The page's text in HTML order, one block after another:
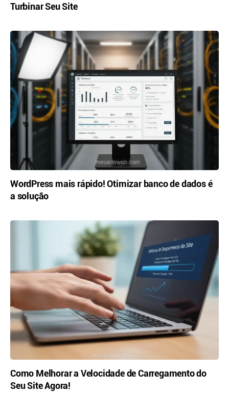
Turbinar Seu Site
WordPress mais rápido! Otimizar banco de dados é
a solução
Como Melhorar a Velocidade de Carregamento do
Seu Site Agora!